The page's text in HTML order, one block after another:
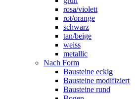
rosa/violett
rot/orange
schwarz
tan/beige
weiss
metallic
Nach Form
Bausteine eckig
Bausteine modifiziert
Bausteine rund